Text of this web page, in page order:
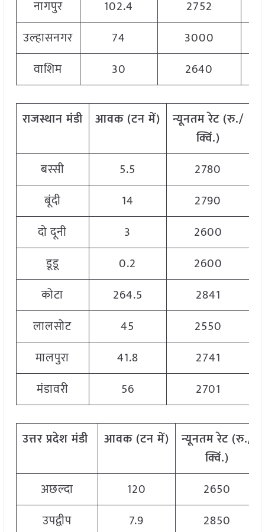
नागपुर
102.4
2752
उल्हासनगर
74
3000
वाशिम
30 2640
राजस्थानमंडी आवक(टनमें) न्यूनतमरेट(रु./
क्विं.)
बस्सी 5.5
2780
बूंदी
14
2790
दो दूनी
3
2600
डूडू
0.2
2600
कोटा
264.5
2841
लालसोट
45
2550
मालपुरा
41.8
2741
मंडावरी
56 2701
उत्तरप्रदेशमंडी आवक(टनमें) न्यूनतमरेट(रु./
क्विं.)
अछल्दा 120
2650
उपद्वीप
7.9
2850